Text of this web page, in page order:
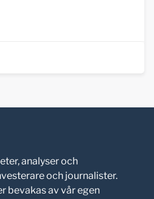
analyser och
och journalister.
bevakas av vår egen